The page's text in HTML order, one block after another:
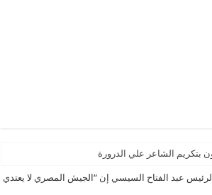
الرئيس عبد الفتاح السيسي إن “الجيش المصري لا يعتدي